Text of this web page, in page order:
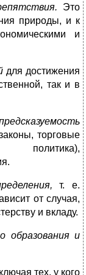
Это
природы, и к
и
для достижения
так и в
торговые
политика),
т. е.
от случая,
и вкладу.
образования и
тех, у кого